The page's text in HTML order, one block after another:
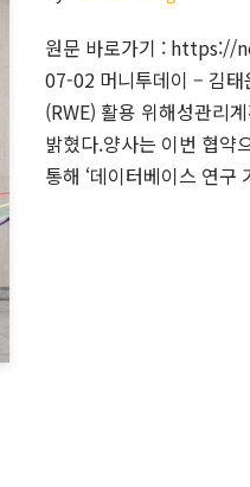
원문 바로가기 :
07-02 머니투데이 – 김태
(RWE) 활용 위해성관리
밝혔다.양사는 이번 협약
통해 ‘데이터베이스 연